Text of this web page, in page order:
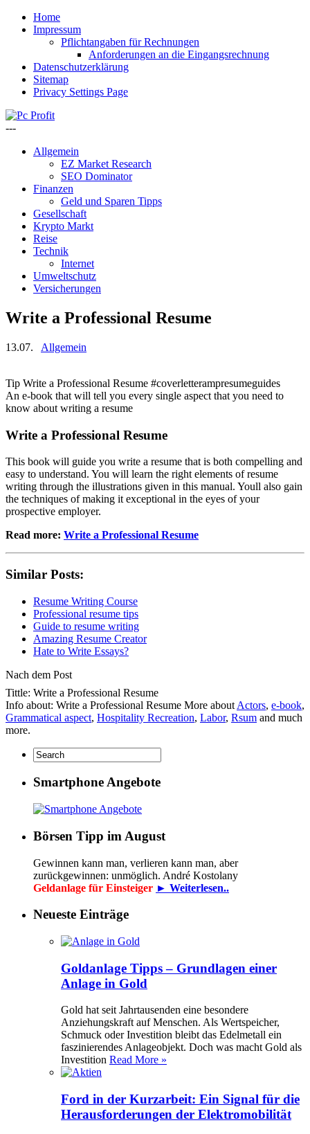
Home
Impressum
Pflichtangaben für Rechnungen
Anforderungen an die Eingangsrechnung
Datenschutzerklärung
Sitemap
Privacy Settings Page
---
Allgemein
EZ Market Research
SEO Dominator
Finanzen
Geld und Sparen Tipps
Gesellschaft
Krypto Markt
Reise
Technik
Internet
Umweltschutz
Versicherungen
Write a Professional Resume
13.07. Allgemein
Tip Write a Professional Resume #coverletterampresumeguides
An e-book that will tell you every single aspect that you need to
know about writing a resume
Write a Professional Resume
This book will guide you write a resume that is both compelling and
easy to understand. You will learn the right elements of resume
writing through the illustrations given in this manual. Youll also gain
the techniques of making it exceptional in the eyes of your
prospective employer.
Read more: Write a Professional Resume
Similar Posts:
Resume Writing Course
Professional resume tips
Guide to resume writing
Amazing Resume Creator
Hate to Write Essays?
Nach dem Post
Tittle: Write a Professional Resume
Info about: Write a Professional Resume More about Actors, e-book,
Grammatical aspect, Hospitality Recreation, Labor, Rsum and much
more.
Smartphone Angebote
Börsen Tipp im August
Gewinnen kann man, verlieren kann man, aber
zurückgewinnen: unmöglich. André Kostolany
Geldanlage für Einsteiger ► Weiterlesen..
Neueste Einträge
Goldanlage Tipps – Grundlagen einer
Anlage in Gold
Gold hat seit Jahrtausenden eine besondere
Anziehungskraft auf Menschen. Als Wertspeicher,
Schmuck oder Investition bleibt das Edelmetall ein
faszinierendes Anlageobjekt. Doch was macht Gold als
Investition Read More »
Ford in der Kurzarbeit: Ein Signal für die
Herausforderungen der Elektromobilität